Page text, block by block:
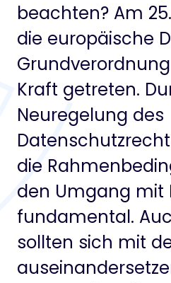
beachten? Am
die europäische
Grundverordnung
Kraft getreten.
Neuregelung des
die
den Umgang mit
fundamental.
sollten sich mit